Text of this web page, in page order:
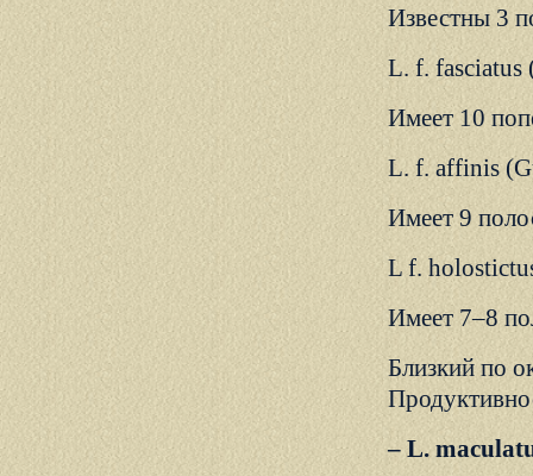
Известны 3
L. f. fasciatus
Имеет 10
L. f. affinis
Имеет 9
L f.
Имеет 7–8
Близкий по
– L.